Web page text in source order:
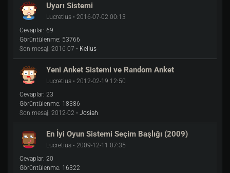
Uyarı Sistemi
Lucretius • 2016-07-02 00:13
Cevaplar: 69
Görüntülenme: 53766
Son mesaj: 2016-07 • Kellus
Yeni Anket Sistemi ve Random Anket
Lucretius • 2012-02-19 12:50
Cevaplar: 23
Görüntülenme: 18386
Son mesaj: 2012-02 • Josiah
En İyi Oyun Sistemi Seçim Başlığı (2009)
Lucretius • 2009-12-11 07:35
Cevaplar: 20
Görüntülenme: 16322